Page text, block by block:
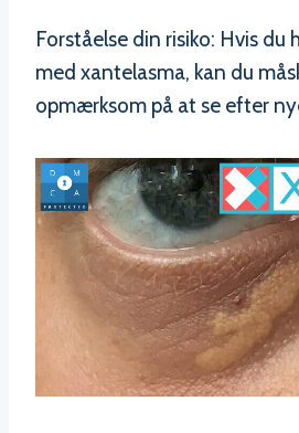
Forståelse din risiko: Hvis
med xantelasma, kan du
opmærksom på at se efter